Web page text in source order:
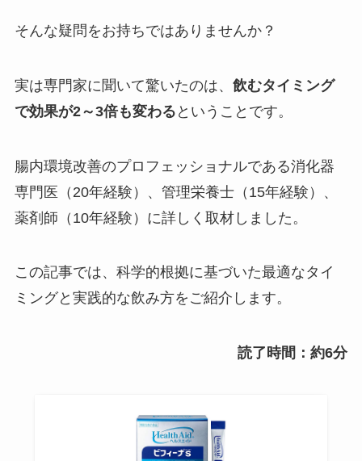
そんな疑問をお持ちではありませんか？
実は専門家に聞いて驚いたのは、 飲むタイミング
で効果が2～3倍も変わる ということです。
腸内環境改善のプロフェッショナルである消化器
専門医（20年経験）、管理栄養士（15年経験）、
薬剤師（10年経験）に詳しく取材しました。
この記事では、科学的根拠に基づいた最適なタイ
ミングと実践的な飲み方をご紹介します。
読了時間：約6分